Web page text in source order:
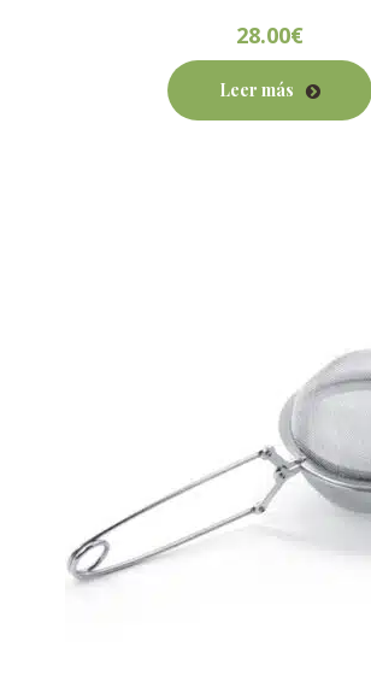
28.00€
Leer más